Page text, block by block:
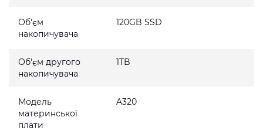
Об'єм
накопичувача
120GB SSD
Об'єм другого
накопичувача
1TB
Модель
материнської
плати
A320